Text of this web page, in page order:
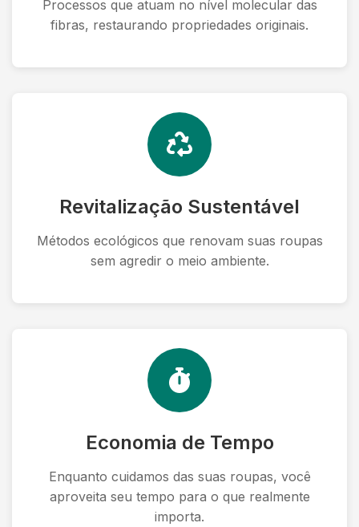
Processos que atuam no nível molecular das
fibras, restaurando propriedades originais.
Revitalização Sustentável
Métodos ecológicos que renovam suas roupas
sem agredir o meio ambiente.
Economia de Tempo
Enquanto cuidamos das suas roupas, você
aproveita seu tempo para o que realmente
importa.